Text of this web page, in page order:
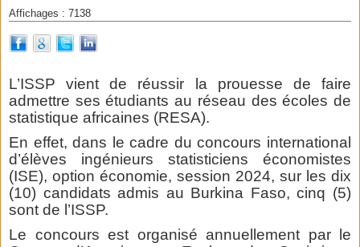
Affichages : 7138
L’ISSP vient de réussir la prouesse de faire
admettre ses étudiants au réseau des écoles de
statistique africaines (RESA).
En effet, dans le cadre du concours international
d’élèves ingénieurs statisticiens économistes
(ISE), option économie, session 2024, sur les dix
(10) candidats admis au Burkina Faso, cinq (5)
sont de l’ISSP.
Le concours est organisé annuellement par le